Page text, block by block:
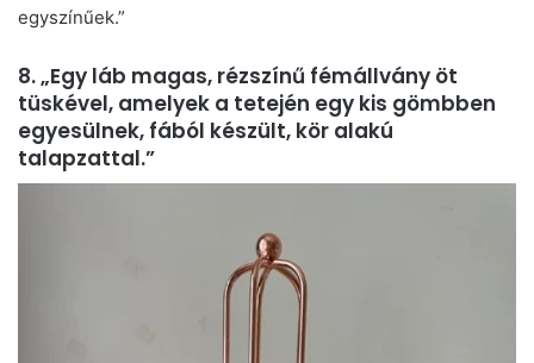
egyszínűek.”
8. „Egy láb magas, rézszínű fémállvány öt
tüskével, amelyek a tetején egy kis gömbben
egyesülnek, fából készült, kör alakú
talapzattal.”